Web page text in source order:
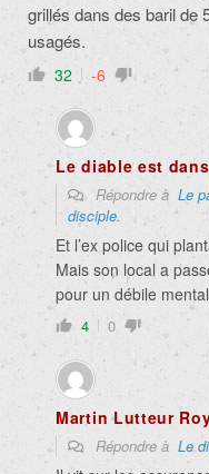
grillés dans des baril de
usagés.
32 -6
Le diable est
Répondre à Le
disciple.
Et l’ex police qui
Mais son local a
pour un débile
4 0
Martin Lutteur
Répondre à Le